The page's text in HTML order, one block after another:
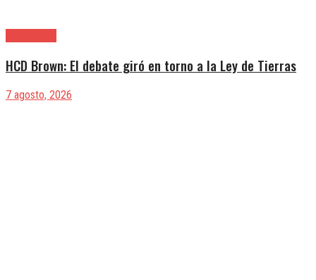
HCD Brown: El debate giró en torno a la Ley de Tierras
7 agosto, 2026